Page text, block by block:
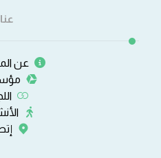
عنا
عن